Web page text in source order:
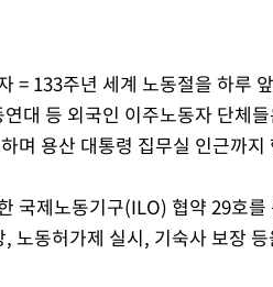
= 133주년 세계 노동절을 하루
대 등 외국인 이주노동자 단체
며 용산 대통령 집무실 인근까지
국제노동기구(ILO) 협약 29호
노동허가제 실시, 기숙사 보장